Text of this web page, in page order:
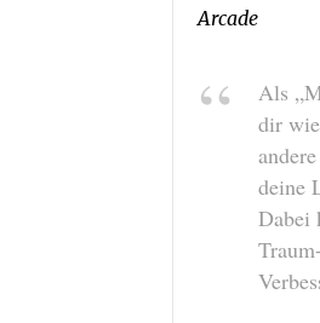
Arcade
Als
dir
deine
Dabei